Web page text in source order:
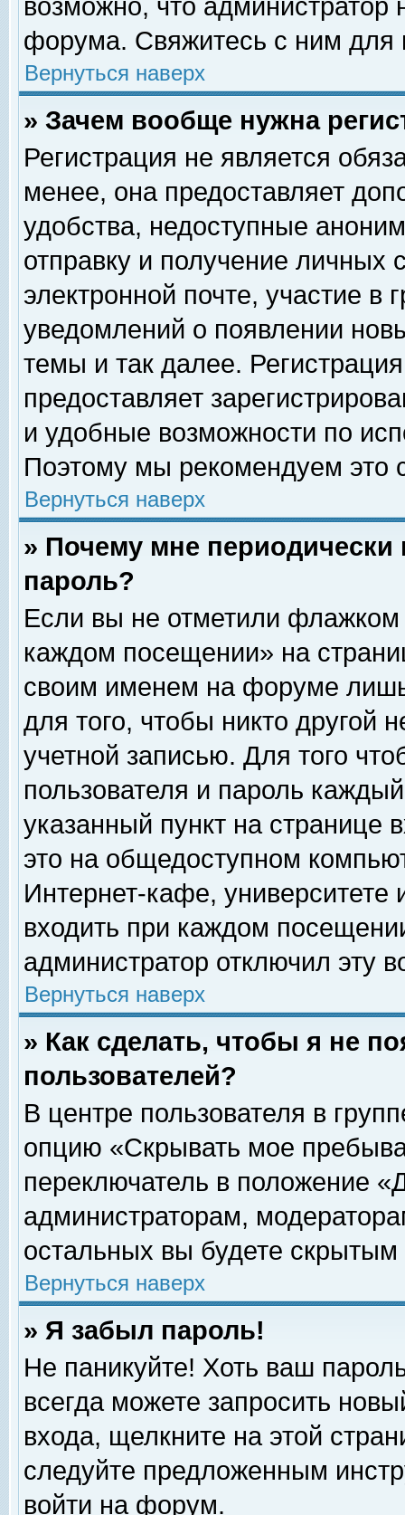
возможно, что
форума. Свяжитесь с ним для
Вернуться наверх
» Зачем вообще нужна
Регистрация не является
менее, она предоставляет
удобства, недоступные
отправку и получение личных
электронной почте, участие в
уведомлений о появлении
темы и так далее.
предоставляет
и удобные возможности по
Поэтому мы рекомендуем это
Вернуться наверх
» Почему мне
пароль?
Если вы не отметили флажком
каждом посещении» на
своим именем на форуме
для того, чтобы никто другой
учетной записью. Для того
пользователя и пароль
указанный пункт на
это на общедоступном
Интернет-кафе, университете
входить при каждом
администратор отключил эту
Вернуться наверх
» Как сделать, чтобы я не
пользователей?
В центре пользователя в
опцию «Скрывать мое
переключатель в положение
администраторам,
остальных вы будете скрытым
Вернуться наверх
» Я забыл пароль!
Не паникуйте! Хоть ваш
всегда можете запросить
входа, щелкните на этой
следуйте предложенным
войти на форум.